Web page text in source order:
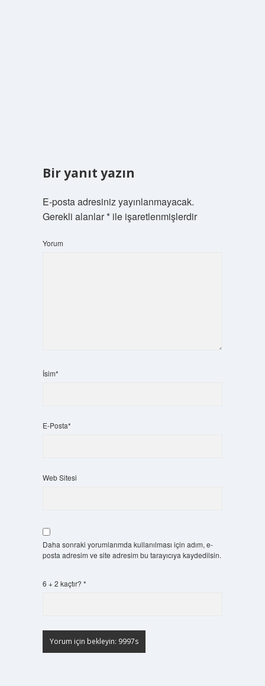
Bir yanıt yazın
E-posta adresiniz yayınlanmayacak.
Gerekli alanlar*ile işaretlenmişlerdir
Yorum
İsim*
E-Posta*
Web Sitesi
Daha sonraki yorumlarımda kullanılması için adım, e-
posta adresim ve site adresim bu tarayıcıya kaydedilsin.
6 + 2 kaçtır? *